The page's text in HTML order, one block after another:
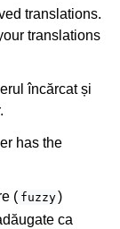
translations.
translations
încărcat și
has the
( fuzzy)
ca